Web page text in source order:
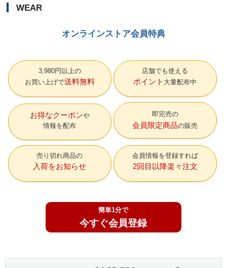
WEAR
オンラインストア会員特典
3,980円以上の
お買い上げで送料無料
店舗でも使える
ポイント 大量配布中
お得なクーポン
情報を配布
即完売の
会員限定商品の販売
売り切れ商品の
入荷をお知らせ
会員情報を登録すれば
2回目以降楽々注文
簡単1分で
今すぐ会員登録